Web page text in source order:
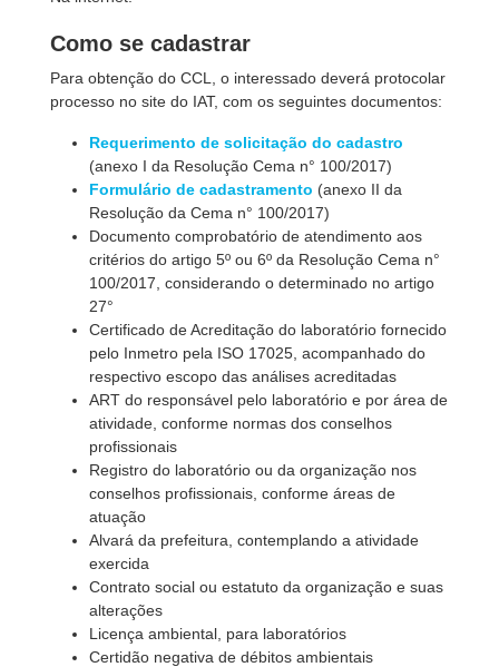
Como se cadastrar
Para obtenção do CCL, o interessado deverá protocolar
processo no site do IAT, com os seguintes documentos:
Requerimento de solicitação do cadastro
(anexo I da Resolução Cema n° 100/2017)
Formulário de cadastramento (anexo II da
Resolução da Cema n° 100/2017)
Documento comprobatório de atendimento aos
critérios do artigo 5º ou 6º da Resolução Cema n°
100/2017, considerando o determinado no artigo
27°
Certificado de Acreditação do laboratório fornecido
pelo Inmetro pela ISO 17025, acompanhado do
respectivo escopo das análises acreditadas
ART do responsável pelo laboratório e por área de
atividade, conforme normas dos conselhos
profissionais
Registro do laboratório ou da organização nos
conselhos profissionais, conforme áreas de
atuação
Alvará da prefeitura, contemplando a atividade
exercida
Contrato social ou estatuto da organização e suas
alterações
Licença ambiental, para laboratórios
Certidão negativa de débitos ambientais